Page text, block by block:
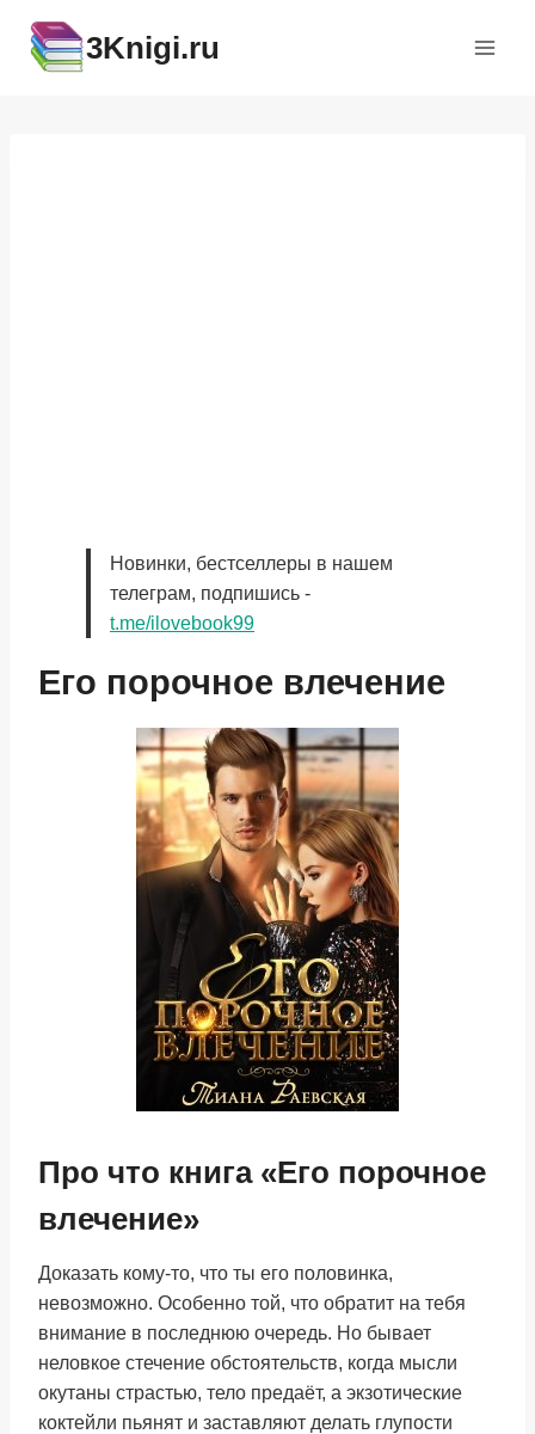
содержимому
3Knigi.ru
Новинки, бестселлеры в нашем
телеграм, подпишись -
t.me/ilovebook99
Его порочное влечение
Про что книга «Его порочное
влечение»
Доказать кому-то, что ты его половинка,
невозможно. Особенно той, что обратит на тебя
внимание в последнюю очередь. Но бывает
неловкое стечение обстоятельств, когда мысли
окутаны страстью, тело предаёт, а экзотические
коктейли пьянят и заставляют делать глупости